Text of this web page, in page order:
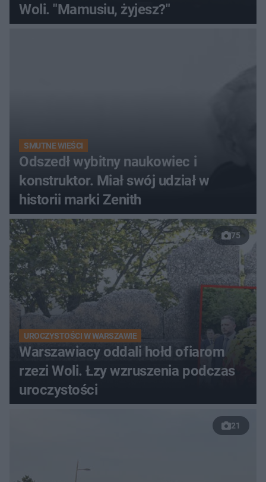
Woli. "Mamusiu, żyjesz?"
SMUTNE WIEŚCI
Odszedł wybitny naukowiec i
konstruktor. Miał swój udział w
historii marki Zenith
75
UROCZYSTOŚCI W WARSZAWIE
Warszawiacy oddali hołd ofiarom
rzezi Woli. Łzy wzruszenia podczas
uroczystości
21